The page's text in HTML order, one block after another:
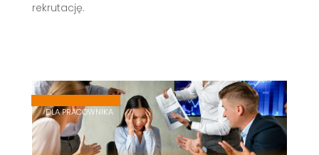
rekrutację.
,,
DLA PRACOWNIKA